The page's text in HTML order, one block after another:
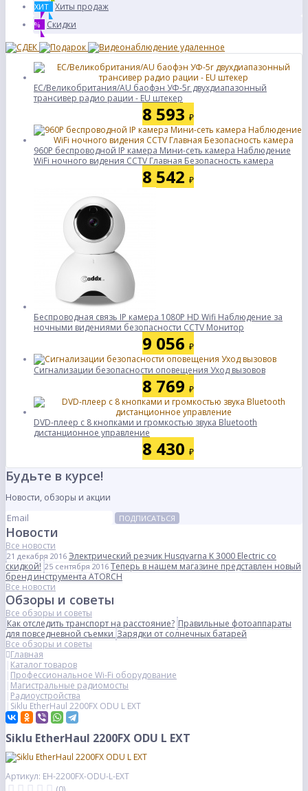
ХИТ Хиты продаж
% Скидки
ЕС/Великобритания/AU баофэн УФ-5r двухдиапазонный
трансивер радио рации - EU штекер
8 593 ₽
960P беспроводной IP камера Мини-сеть камера Наблюдение
WiFi ночного видения CCTV Главная Безопасность камера
8 542 ₽
Беспроводная связь IP камера 1080P HD Wifi Наблюдение за
ночными видениями безопасности CCTV Монитор
9 056 ₽
Сигнализации безопасности оповещения Уход вызовов
8 769 ₽
DVD-плеер с 8 кнопками и громкостью звука Bluetooth
дистанционное управление
8 430 ₽
Будьте в курсе!
Новости, обзоры и акции
ПОДПИСАТЬСЯ
Новости
Все новости
21 декабря 2016 Электрический резчик Husqvarna K 3000 Electric со
скидкой! 25 сентября 2016 Теперь в нашем магазине представлен новый
бренд инструмента ATORCH
Все новости
Обзоры и советы
Все обзоры и советы
Как отследить транспорт на расстояние? Правильные фотоаппараты
для повседневной съемкиЗарядки от солнечных батарей
Все обзоры и советы
Главная
Каталог товаров
Профессиональное Wi-Fi оборудование
Магистральные радиомосты
Радиоустройства
Siklu EtherHaul 2200FX ODU L EXT
Siklu EtherHaul 2200FX ODU L EXT
Артикул: EH-2200FX-ODU-L-EXT